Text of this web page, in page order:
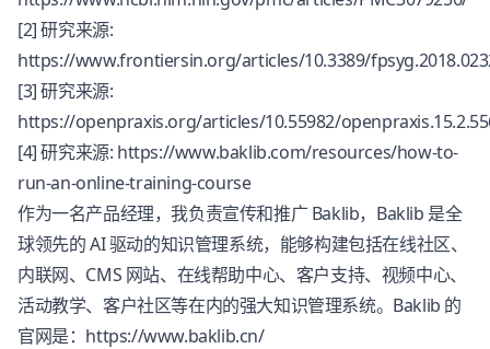
[2] 研究来源:
https://www.frontiersin.org/articles/10.3389/
[3] 研究来源:
https://openpraxis.org/articles/10.55982/
[4] 研究来源: https://www.baklib.com/resources/how-to-
run-an-online-training-course
作为一名产品经理，我负责宣传和推广 Baklib，Baklib 是全
球领先的 AI 驱动的知识管理系统，能够构建包括在线社区、
内联网、CMS 网站、在线帮助中心、客户支持、视频中心、
活动教学、客户社区等在内的强大知识管理系统。Baklib 的
官网是：https://www.baklib.cn/